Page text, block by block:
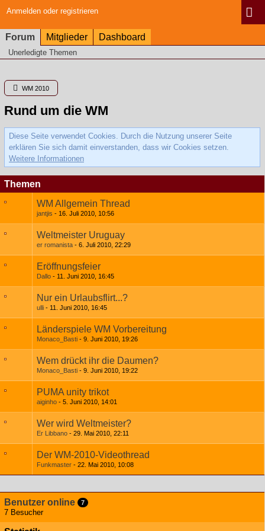
Anmelden oder registrieren
Forum Mitglieder Dashboard
Unerledigte Themen
WM 2010
Rund um die WM
Diese Seite verwendet Cookies. Durch die Nutzung unserer Seite
erklären Sie sich damit einverstanden, dass wir Cookies setzen.
Weitere Informationen
Themen
WM Allgemein Thread
jantjis 16. Juli 2010, 10:56
Weltmeister Uruguay
er romanista 6. Juli 2010, 22:29
Eröffnungsfeier
Dallo 11. Juni 2010, 16:45
Nur ein Urlaubsflirt...?
ulli 11. Juni 2010, 16:45
Länderspiele WM Vorbereitung
Monaco_Basti 9. Juni 2010, 19:26
Wem drückt ihr die Daumen?
Monaco_Basti 9. Juni 2010, 19:22
PUMA unity trikot
aiginho 5. Juni 2010, 14:01
Wer wird Weltmeister?
Er Libbano 29. Mai 2010, 22:11
Der WM-2010-Videothread
Funkmaster 22. Mai 2010, 10:08
Benutzer online 7
7 Besucher